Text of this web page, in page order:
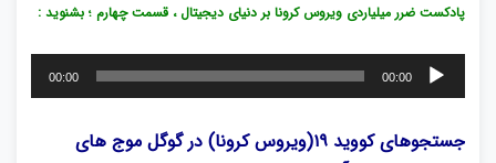
پادکست ضرر میلیاردی ویروس کرونا بر دنیای دیجیتال ، قسمت چهارم ؛ بشنوید :
پخش‌کننده
صوت
00:00
00:00
جستجوهای کووید ۱۹(ویروس کرونا) در گوگل موج های